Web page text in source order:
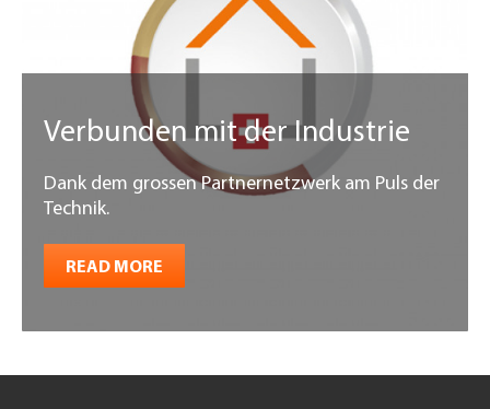
Verbunden mit der Industrie
Dank dem grossen Partnernetzwerk am Puls der
Technik.
READ MORE